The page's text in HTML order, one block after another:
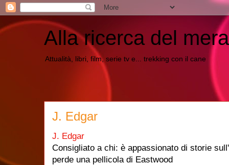
Alla ricerca del
Attualità, libri, film, serie tv e... trekking con il cane
J. Edgar
J. Edgar
Consigliato a chi: è appassionato di storie
perde una pellicola di Eastwood